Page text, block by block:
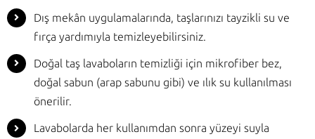
Dış mekân uygulamalarında, taşlarınızı tayzikli su ve
fırça yardımıyla temizleyebilirsiniz.
Doğal taş lavaboların temizliği için mikrofiber bez,
doğal sabun (arap sabunu gibi) ve ılık su kullanılması
önerilir.
Lavabolarda her kullanımdan sonra yüzeyi suyla